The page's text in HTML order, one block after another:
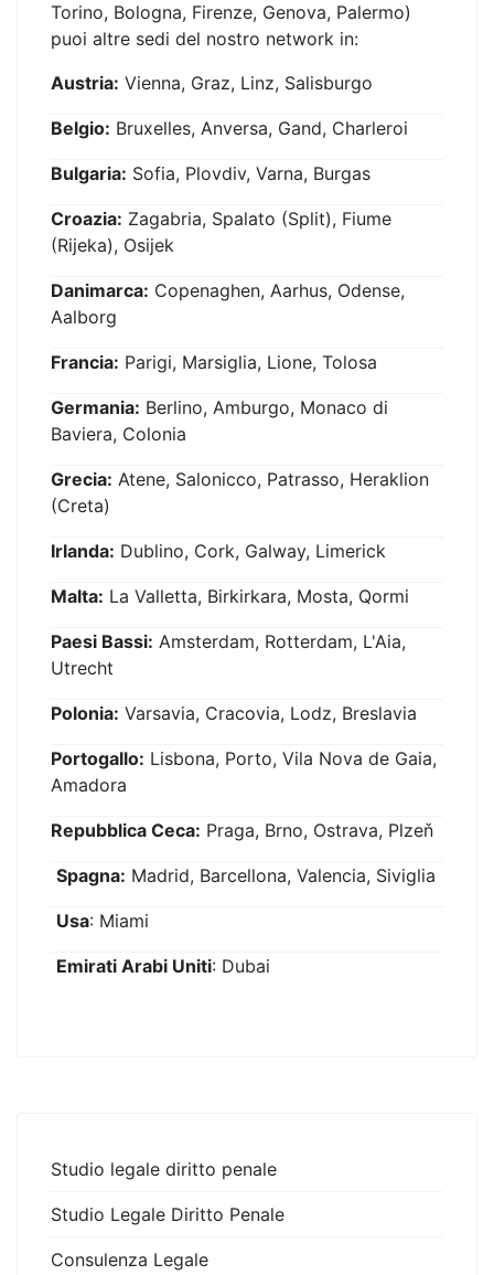
Torino, Bologna, Firenze, Genova, Palermo)
puoi altre sedi del nostro network in:
Austria: Vienna, Graz, Linz, Salisburgo
Belgio: Bruxelles, Anversa, Gand, Charleroi
Bulgaria: Sofia, Plovdiv, Varna, Burgas
Croazia: Zagabria, Spalato (Split), Fiume
(Rijeka), Osijek
Danimarca: Copenaghen, Aarhus, Odense,
Aalborg
Francia: Parigi, Marsiglia, Lione, Tolosa
Germania: Berlino, Amburgo, Monaco di
Baviera, Colonia
Grecia: Atene, Salonicco, Patrasso, Heraklion
(Creta)
Irlanda: Dublino, Cork, Galway, Limerick
Malta: La Valletta, Birkirkara, Mosta, Qormi
Paesi Bassi: Amsterdam, Rotterdam, L'Aia,
Utrecht
Polonia: Varsavia, Cracovia, Lodz, Breslavia
Portogallo: Lisbona, Porto, Vila Nova de Gaia,
Amadora
Repubblica Ceca: Praga, Brno, Ostrava, Plzeň
Spagna: Madrid, Barcellona, Valencia, Siviglia
Usa: Miami
Emirati Arabi Uniti: Dubai
Studio legale diritto penale
Studio Legale Diritto Penale
Consulenza Legale